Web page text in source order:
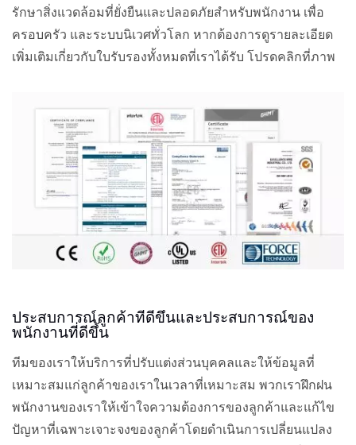
รักษาสิ่งแวดล้อมที่ยั่งยืนและปลอดภัยสำหรับพนักงาน เพื่อ
ครอบครัว และระบบนิเวศทั่วโลก หากต้องการดูรายละเอียด
เพิ่มเติมเกี่ยวกับใบรับรองทั้งหมดที่เราได้รับ โปรดคลิกที่ภาพ
ประสบการณ์ลูกค้าที่ดีขึ้นและประสบการณ์ของ
พนักงานที่ดีขึ้น
ทีมของเราให้บริการที่ปรับแต่งส่วนบุคคลและให้ข้อมูลที่
เหมาะสมแก่ลูกค้าของเราในเวลาที่เหมาะสม พวกเราฝึกฝน
พนักงานของเราให้เข้าใจความต้องการของลูกค้าและแก้ไข
ปัญหาที่เฉพาะเจาะจงของลูกค้าโดยดำเนินการเปลี่ยนแปลง